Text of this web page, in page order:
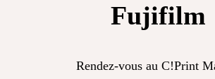
Fujifilm
Rendez-vous au C!Print